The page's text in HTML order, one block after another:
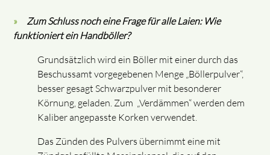
Zum Schluss noch eine Frage für alle Laien: Wie
funktioniert ein Handböller?
Grundsätzlich wird ein Böller mit einer durch das
Beschussamt vorgegebenen Menge „Böllerpulver“,
besser gesagt Schwarzpulver mit besonderer
Körnung, geladen. Zum „Verdämmen“ werden dem
Kaliber angepasste Korken verwendet.
Das Zünden des Pulvers übernimmt eine mit